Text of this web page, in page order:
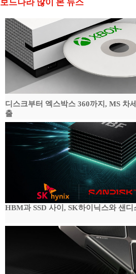
보드나라 많이 본 뉴스
디스크부터 엑스박스 360까지, MS 차
출
HBM과 SSD 사이, SK하이닉스와 샌디